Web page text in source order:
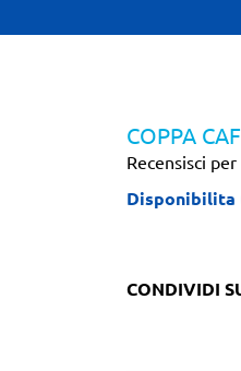
COPPA
Recensisci
Disponibilita
CONDIVIDI